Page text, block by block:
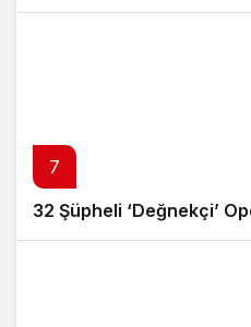
7
32 Şüpheli ‘Değnekçi’